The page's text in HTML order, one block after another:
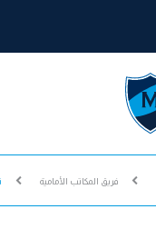
فريق المكاتب الأمامية